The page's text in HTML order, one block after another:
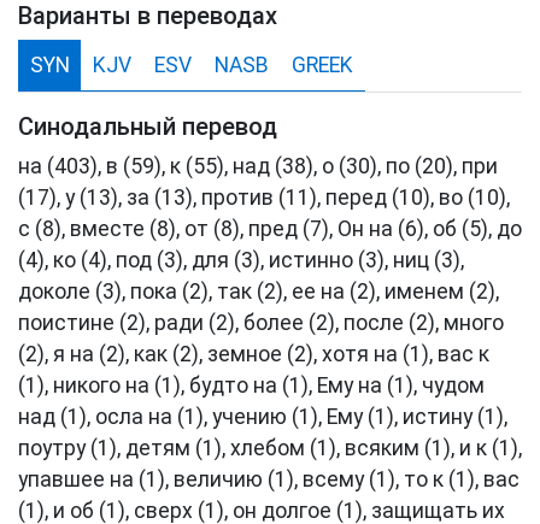
Варианты в переводах
SYN KJV ESV NASB GREEK
Синодальный перевод
на (403), в (59), к (55), над (38), о (30), по (20), при
(17), у (13), за (13), против (11), перед (10), во (10),
с (8), вместе (8), от (8), пред (7), Он на (6), об (5), до
(4), ко (4), под (3), для (3), истинно (3), ниц (3),
доколе (3), пока (2), так (2), ее на (2), именем (2),
поистине (2), ради (2), более (2), после (2), много
(2), я на (2), как (2), земное (2), хотя на (1), вас к
(1), никого на (1), будто на (1), Ему на (1), чудом
над (1), осла на (1), учению (1), Ему (1), истину (1),
поутру (1), детям (1), хлебом (1), всяким (1), и к (1),
упавшее на (1), величию (1), всему (1), то к (1), вас
(1), и об (1), сверх (1), он долгое (1), защищать их